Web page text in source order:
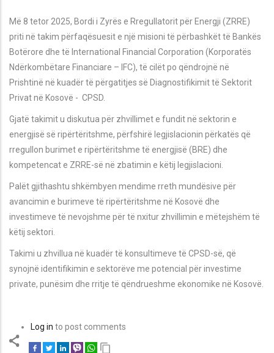
Më 8 tetor 2025, Bordi i Zyrës e Rregullatorit për Energji (ZRRE)
priti në takim përfaqësuesit e një misioni të përbashkët të Bankës
Botërore dhe të International Financial Corporation (Korporatës
Ndërkombëtare Financiare – IFC), të cilët po qëndrojnë në
Prishtinë në kuadër të përgatitjes së Diagnostifikimit të Sektorit
Privat në Kosovë - CPSD.
Gjatë takimit u diskutua për zhvillimet e fundit në sektorin e
energjisë së ripërtëritshme, përfshirë legjislacionin përkatës që
rregullon burimet e ripërtëritshme të energjisë (BRE) dhe
kompetencat e ZRRE-së në zbatimin e këtij legjislacioni.
Palët gjithashtu shkëmbyen mendime rreth mundësive për
avancimin e burimeve të ripërtëritshme në Kosovë dhe
investimeve të nevojshme për të nxitur zhvillimin e mëtejshëm të
këtij sektori.
Takimi u zhvillua në kuadër të konsultimeve të CPSD-së, që
synojnë identifikimin e sektorëve me potencial për investime
private, punësim dhe rritje të qëndrueshme ekonomike në Kosovë.
Log in to post comments